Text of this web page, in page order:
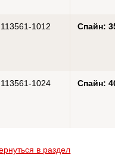
113561-1012 Cпайн:
113561-1024 Cпайн:
в раздел